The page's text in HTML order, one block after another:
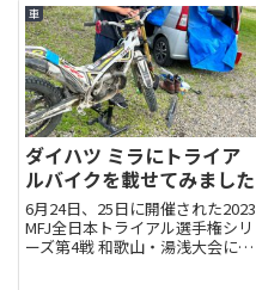
車
ダイハツ ミラにトライア
ルバイクを載せてみました
6月24日、25日に開催された2023
MFJ全日本トライアル選手権シリ
ーズ第4戦 和歌山・湯浅大会にス